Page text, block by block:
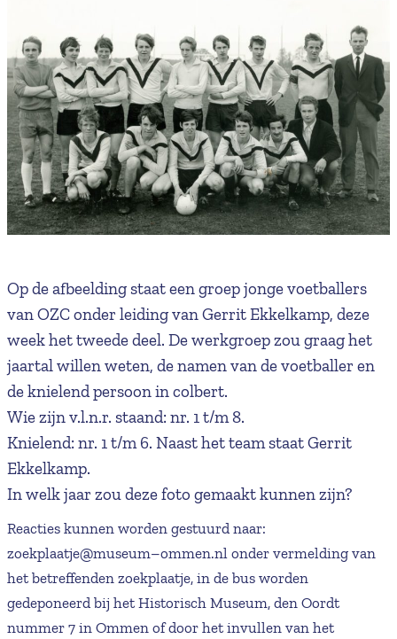
Op de afbeelding staat een groep jonge voetballers
van OZC onder leiding van Gerrit Ekkelkamp, deze
week het tweede deel. De werkgroep zou graag het
jaartal willen weten, de namen van de voetballer en
de knielend persoon in colbert.
Wie zijn v.l.n.r. staand: nr. 1 t/m 8.
Knielend: nr. 1 t/m 6. Naast het team staat Gerrit
Ekkelkamp.
In welk jaar zou deze foto gemaakt kunnen zijn?
Reacties kunnen worden gestuurd naar:
zoekplaatje@museum–ommen.nl onder vermelding van
het betreffenden zoekplaatje, in de bus worden
gedeponeerd bij het Historisch Museum, den Oordt
nummer 7 in Ommen of door het invullen van het